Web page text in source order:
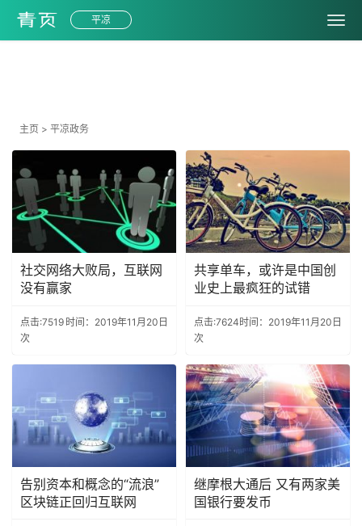
平凉
主页 > 平凉政务
社交网络大败局，互联网
没有赢家
点击:7519
次
时间：2019年11月20日
共享单车，或许是中国创
业史上最疯狂的试错
点击:7624
次
时间：2019年11月20日
告别资本和概念的“流浪”
区块链正回归互联网
继摩根大通后 又有两家美
国银行要发币